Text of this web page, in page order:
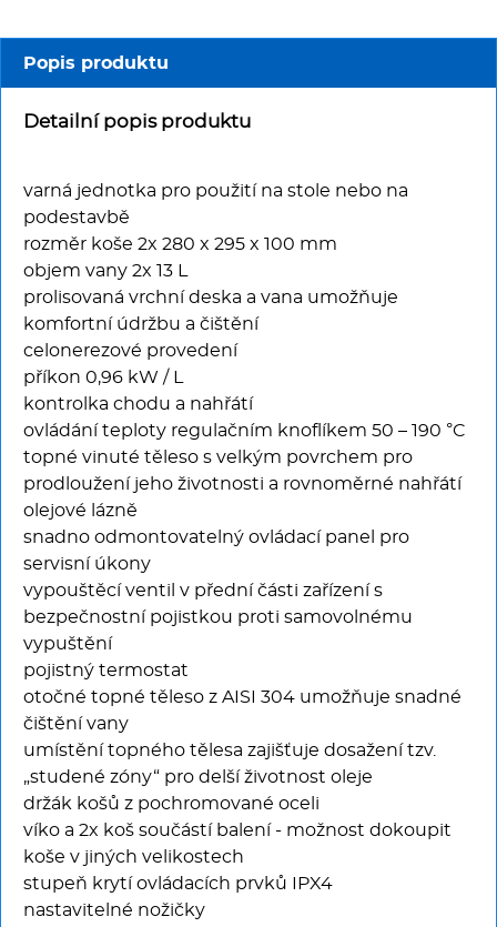
Nástroje
Vodní lázně
BAZAR
Popis produktu
Detailní popis produktu
varná jednotka pro použití na stole nebo na
podestavbě
rozměr koše 2x 280 x 295 x 100 mm
objem vany 2x 13 L
prolisovaná vrchní deska a vana umožňuje
komfortní údržbu a čištění
celonerezové provedení
příkon 0,96 kW / L
kontrolka chodu a nahřátí
ovládání teploty regulačním knoflíkem 50 – 190 °C
topné vinuté těleso s velkým povrchem pro
prodloužení jeho životnosti a rovnoměrné nahřátí
olejové lázně
snadno odmontovatelný ovládací panel pro
servisní úkony
vypouštěcí ventil v přední části zařízení s
bezpečnostní pojistkou proti samovolnému
vypuštění
pojistný termostat
otočné topné těleso z AISI 304 umožňuje snadné
čištění vany
umístění topného tělesa zajišťuje dosažení tzv.
„studené zóny“ pro delší životnost oleje
držák košů z pochromované oceli
víko a 2x koš součástí balení - možnost dokoupit
koše v jiných velikostech
stupeň krytí ovládacích prvků IPX4
nastavitelné nožičky